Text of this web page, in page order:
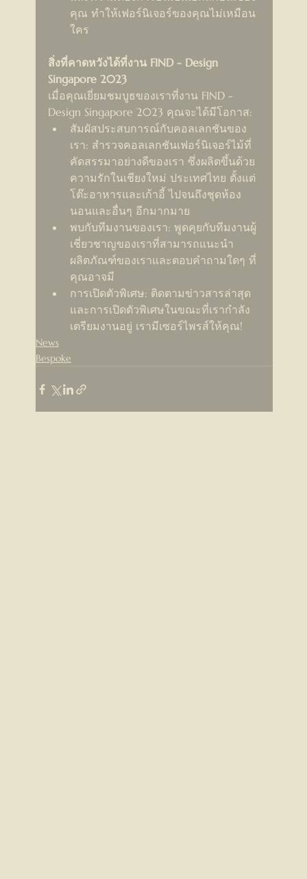
คุณ ทำให้เฟอร์นิเจอร์ของคุณไม่เหมือน
ใคร
สิ่งที่คาดหวังได้ที่งาน FIND - Design
Singapore 2023
เมื่อคุณเยี่ยมชมบูธของเราที่งาน FIND -
Design Singapore 2023 คุณจะได้มีโอกาส:
สัมผัสประสบการณ์กับคอลเลกชันของ
เรา: สำรวจคอลเลกชันเฟอร์นิเจอร์ไม้ที่
คัดสรรมาอย่างดีของเรา ซึ่งผลิตขึ้นด้วย
ความรักในเชียงใหม่ ประเทศไทย ตั้งแต่
โต๊ะอาหารและเก้าอี้ ไปจนถึงชุดห้อง
นอนและอื่นๆ อีกมากมาย
พบกับทีมงานของเรา: พูดคุยกับทีมงานผู้
เชี่ยวชาญของเราที่สามารถแนะนำ
ผลิตภัณฑ์ของเราและตอบคำถามใดๆ ที่
คุณอาจมี
การเปิดตัวพิเศษ: ติดตามข่าวสารล่าสุด
และการเปิดตัวพิเศษในขณะที่เรากำลัง
เตรียมงานอยู่ เรามีเซอร์ไพรส์ให้คุณ!
News
Bespoke